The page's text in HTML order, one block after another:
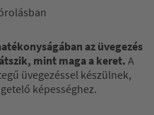
az üvegezés
mint maga a keret. A
üvegezéssel készülnek,
képességhez.